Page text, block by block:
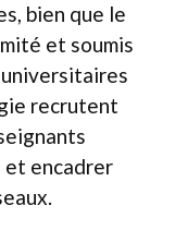
bien que le
et soumis
recrutent
et encadrer